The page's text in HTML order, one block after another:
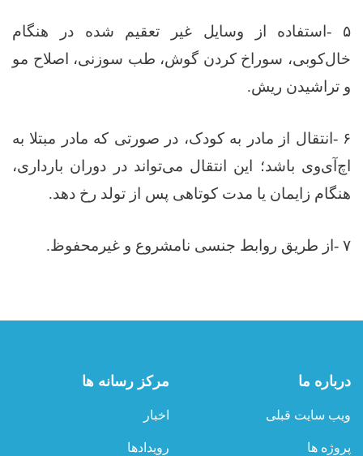
۵ -استفاده از وسایل غیر تعقیم شده در هنگام
خال‌کوبی، سوراخ کردن گوش، طب سوزنی، اصلاح مو
و تراشیدن ریش.
۶ - انتقال از مادر به کودک، در صورتی که مادر مبتلا به
اچ‌آی‌وی باشد؛ این انتقال می‌تواند در دوران بارداری،
هنگام زایمان یا مدت کوتاهی پس از تولد رخ دهد.
۷ - از طریق روابط جنسی نامشروع و غیرمحفوظ.
درباره ما
ویب سایت قبلی
پروژه ها
مرکز رسانه ها
اخبار
رویدادها